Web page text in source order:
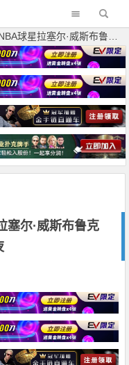
·威斯布鲁克将与WPT基金会举办扑克之夜
塞尔·威斯布鲁克